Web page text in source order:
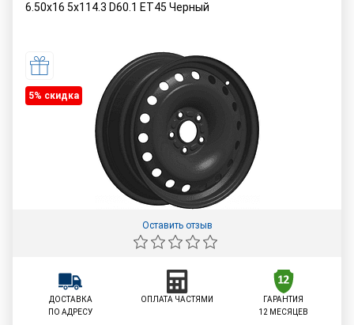
6.50x16 5x114.3 D60.1 ET45 Черный
5% cкидка
Оставить отзыв
ДОСТАВКА
ПО АДРЕСУ
ОПЛАТА ЧАСТЯМИ
ГАРАНТИЯ
12 МЕСЯЦЕВ